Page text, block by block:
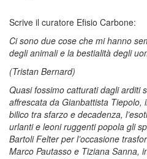
Scrive il curatore Efisio Carbone:
Ci sono due cose che mi hanno
degli animali e la bestialità degli
(Tristan Bernard)
Quasi fossimo catturati dagli arditi
affrescata da Gianbattista Tiepolo,
bilico tra sfarzo e decadenza,
urlanti e leoni ruggenti popola gli
Bartoli Felter per l’occasione
Marco Pautasso e Tiziana Sanna,